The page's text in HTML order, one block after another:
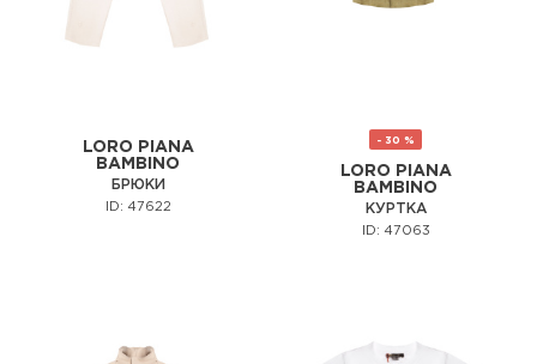
LORO PIANA
BAMBINO
БРЮКИ
ID: 47622
- 30 %
LORO PIANA
BAMBINO
КУРТКА
ID: 47063